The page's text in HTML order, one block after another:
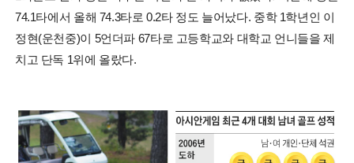
74.1타에서 올해 74.3타로 0.2타 정도 늘어났다. 중학 1학년인 이
정현(운천중)이 5언더파 67타로 고등학교와 대학교 언니들을 제
치고 단독 1위에 올랐다.